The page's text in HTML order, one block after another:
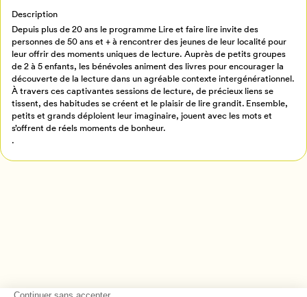
Billetterie
Retour à l’accueil
Description
Depuis plus de 20 ans le programme Lire et faire lire invite des
personnes de 50 ans et + à rencontrer des jeunes de leur localité pour
leur offrir des moments uniques de lecture. Auprès de petits groupes
de 2 à 5 enfants, les bénévoles animent des livres pour encourager la
découverte de la lecture dans un agréable contexte intergénérationnel.
À travers ces captivantes sessions de lecture, de précieux liens se
tissent, des habitudes se créent et le plaisir de lire grandit. Ensemble,
petits et grands déploient leur imaginaire, jouent avec les mots et
s’offrent de réels moments de bonheur.
.
Se connecter
Créer un profil
Annuler